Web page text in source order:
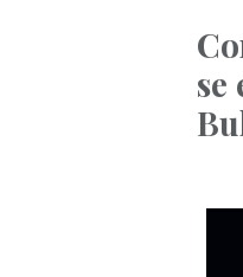
se